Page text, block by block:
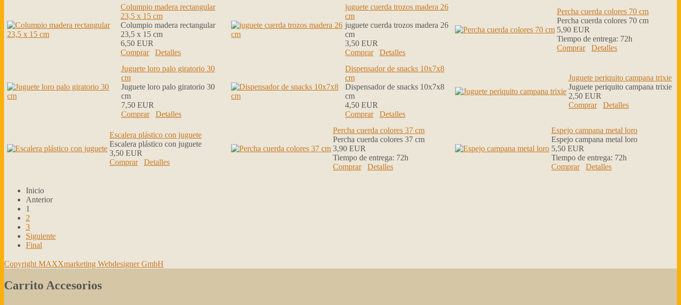
Columpio madera rectangular
23,5 x 15 cm
Columpio madera rectangular
23,5 x 15 cm
6,50 EUR
Comprar
Detalles
juguete cuerda trozos madera 26
cm
juguete cuerda trozos madera 26
cm
3,50 EUR
Comprar
Detalles
Percha cuerda colores 70 cm
Percha cuerda colores 70 cm
5,90 EUR
Tiempo de entrega: 72h
Comprar
Detalles
Juguete loro palo giratorio 30
cm
Juguete loro palo giratorio 30
cm
7,50 EUR
Comprar
Detalles
Dispensador de snacks 10x7x8
cm
Dispensador de snacks 10x7x8
cm
4,50 EUR
Comprar
Detalles
Juguete periquito campana trixie
Juguete periquito campana trixie
2,50 EUR
Comprar
Detalles
Escalera plástico con juguete
Escalera plástico con juguete
3,50 EUR
Comprar
Detalles
Percha cuerda colores 37 cm
Percha cuerda colores 37 cm
3,90 EUR
Tiempo de entrega: 72h
Comprar
Detalles
Espejo campana metal loro
Espejo campana metal loro
5,50 EUR
Tiempo de entrega: 72h
Comprar
Detalles
Inicio
Anterior
1
2
3
Siguiente
Final
Copyright MAXXmarketing Webdesigner GmbH
Carrito Accesorios